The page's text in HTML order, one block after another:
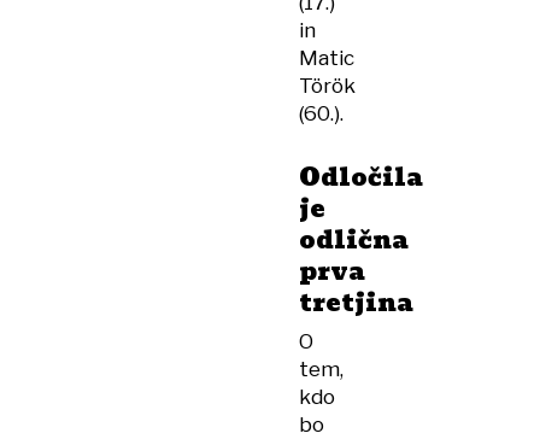
in
Matic
Török
(60.).
Odločila
je
odlična
prva
tretjina
O
tem,
kdo
bo